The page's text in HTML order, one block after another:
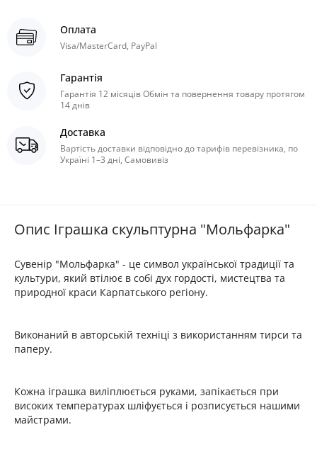
Оплата
Visa/MasterCard, PayPal
Гарантія
Гарантія 12 місяців Обмін та повернення товару протягом
14 днів
Доставка
Вартість доставки відповідно до тарифів перевізника, по
Україні 1–3 дні, Самовивіз
Опис Іграшка скульптурна "Мольфарка"
Сувенір "Мольфарка" - це символ української традиції та
культури, який втілює в собі дух гордості, мистецтва та
природної краси Карпатського регіону.
Виконаний в авторській техніці з використанням тирси та
паперу.
Кожна іграшка виліплюється руками, запікається при
високих температурах шліфується і розписується нашими
майстрами.